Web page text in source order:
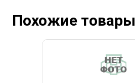
Похожие товары